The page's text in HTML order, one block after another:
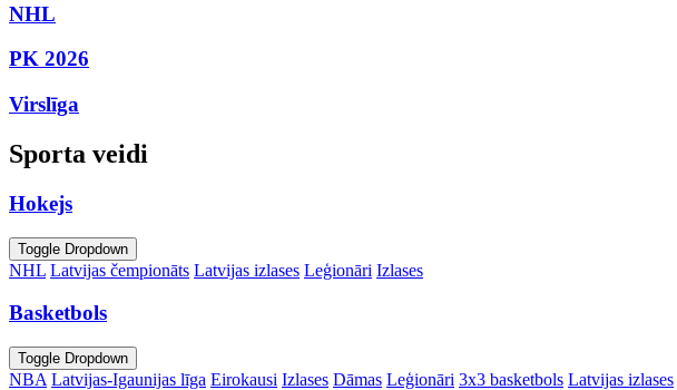
NHL
PK 2026
Virslīga
Sporta veidi
Hokejs
Toggle Dropdown
NHL Latvijas čempionāts Latvijas izlases Leģionāri Izlases
Basketbols
Toggle Dropdown
NBA Latvijas-Igaunijas līga Eirokausi Izlases Dāmas Leģionāri 3x3 basketbols Latvijas izlases